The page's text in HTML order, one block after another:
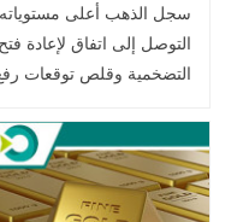
الأمريكية
سجل الذهب أعلى مستوياته
التوصل إلى اتفاق
التضخمية وقلص توقعات رفع